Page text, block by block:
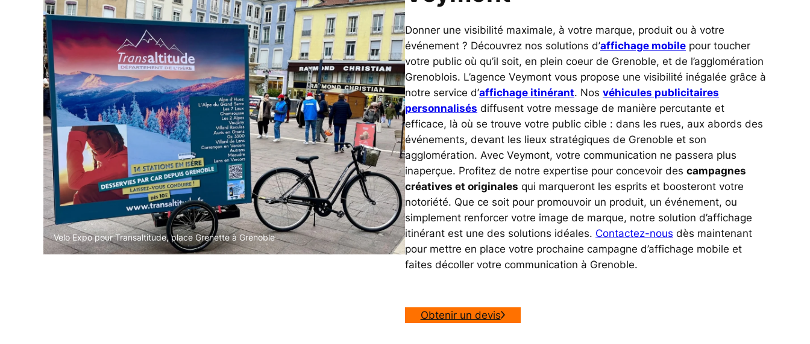
Velo Expo pour Transaltitude, place Grenette à Grenoble
Donner une visibilité maximale, à votre marque, produit ou à votre
événement ? Découvrez nos solutions d’affichage mobile pour toucher
votre public où qu’il soit, en plein coeur de Grenoble, et de l’agglomération
Grenoblois. L’agence Veymont vous propose une visibilité inégalée grâce à
notre service d’affichage itinérant. Nos véhicules publicitaires
personnalisés diffusent votre message de manière percutante et
efficace, là où se trouve votre public cible : dans les rues, aux abords des
événements, devant les lieux stratégiques de Grenoble et son
agglomération. Avec Veymont, votre communication ne passera plus
inaperçue. Profitez de notre expertise pour concevoir des campagnes
créatives et originales qui marqueront les esprits et boosteront votre
notoriété. Que ce soit pour promouvoir un produit, un événement, ou
simplement renforcer votre image de marque, notre solution d’affichage
itinérant est une des solutions idéales. Contactez-nous dès maintenant
pour mettre en place votre prochaine campagne d’affichage mobile et
faites décoller votre communication à Grenoble.
Obtenir un devis